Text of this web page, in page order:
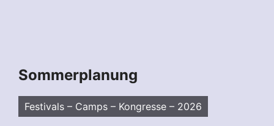
Sommerplanung
Festivals – Camps – Kongresse – 2026